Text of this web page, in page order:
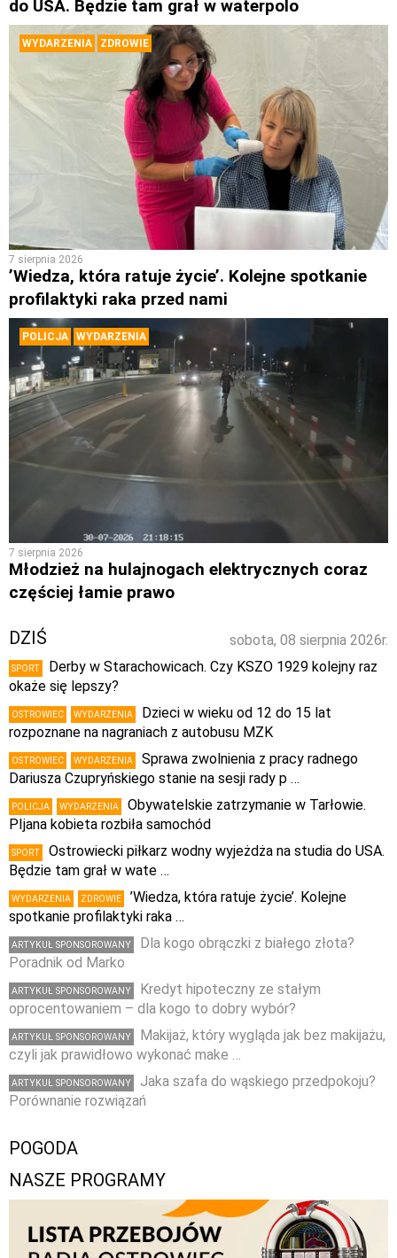
do USA. Będzie tam grał w waterpolo
WYDARZENIA ZDROWIE
7 sierpnia 2026
’Wiedza, która ratuje życie’. Kolejne spotkanie
profilaktyki raka przed nami
POLICJA WYDARZENIA
7 sierpnia 2026
Młodzież na hulajnogach elektrycznych coraz
częściej łamie prawo
sobota, 08 sierpnia 2026r.
DZIŚ
SPORT
Derby w Starachowicach. Czy KSZO 1929 kolejny raz
okaże się lepszy?
OSTROWIEC WYDARZENIA
Dzieci w wieku od 12 do 15 lat
rozpoznane na nagraniach z autobusu MZK
OSTROWIEC WYDARZENIA
Sprawa zwolnienia z pracy radnego
Dariusza Czupryńskiego stanie na sesji rady p …
POLICJA WYDARZENIA
Obywatelskie zatrzymanie w Tarłowie.
PIjana kobieta rozbiła samochód
SPORT
Ostrowiecki piłkarz wodny wyjeżdża na studia do USA.
Będzie tam grał w wate …
WYDARZENIA ZDROWIE
’Wiedza, która ratuje życie’. Kolejne
spotkanie profilaktyki raka …
ARTYKUŁ SPONSOROWANY
Dla kogo obrączki z białego złota?
Poradnik od Marko
ARTYKUŁ SPONSOROWANY
Kredyt hipoteczny ze stałym
oprocentowaniem – dla kogo to dobry wybór?
ARTYKUŁ SPONSOROWANY
Makijaż, który wygląda jak bez makijażu,
czyli jak prawidłowo wykonać make …
ARTYKUŁ SPONSOROWANY
Jaka szafa do wąskiego przedpokoju?
Porównanie rozwiązań
POGODA
NASZE PROGRAMY